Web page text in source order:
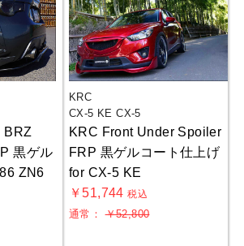
BRZ
黒ゲル
ZN6
KRC
CX-5 KE CX-5
KRC Front Under Spoiler
FRP 黒ゲルコート仕上げ
for CX-5 KE
￥51,744税込
通常：￥52,800
続ける カートへ進む